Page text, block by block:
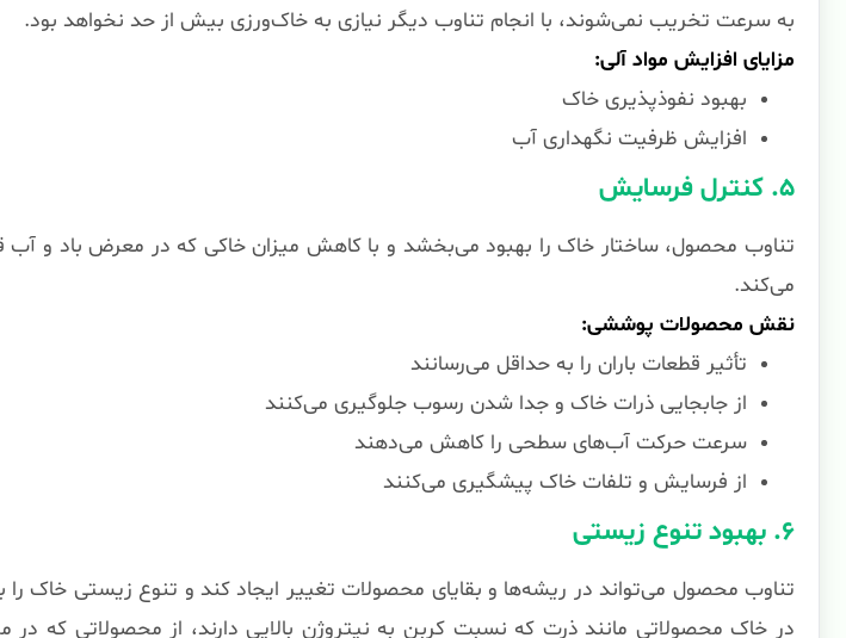
به سرعت تخریب نمی‌شوند، با انجام تناوب دیگر نیازی به خاک‌ورزی بیش از حد نخواهد بود.
مزایای افزایش مواد آلی:
بهبود نفوذپذیری خاک
افزایش ظرفیت نگهداری آب
۵. کنترل فرسایش
تناوب محصول، ساختار خاک را بهبود می‌بخشد و با کاهش میزان خاکی که در معرض باد و آب
می‌کند.
نقش محصولات پوششی:
تأثیر قطعات باران را به حداقل می‌رسانند
از جابجایی ذرات خاک و جدا شدن رسوب جلوگیری می‌کنند
سرعت حرکت آب‌های سطحی را کاهش می‌دهند
از فرسایش و تلفات خاک پیشگیری می‌کنند
۶. بهبود تنوع زیستی
تناوب محصول می‌تواند در ریشه‌ها و بقایای محصولات تغییر ایجاد کند و تنوع زیستی خاک
در خاک محصولاتی مانند ذرت که نسبت کربن به نیتروژن بالایی دارند، از محصولاتی که